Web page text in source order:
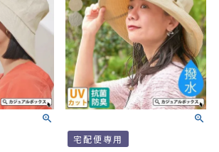
宅配便専用